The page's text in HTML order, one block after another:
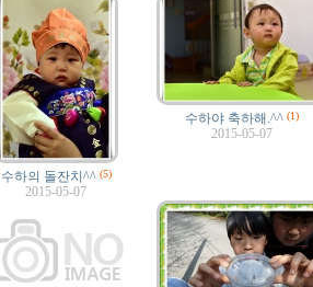
수하의 돌잔치^^ (5)
2015-05-07
수하야 축하해.^^ (1)
2015-05-07